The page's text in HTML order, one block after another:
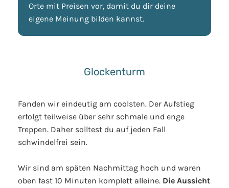
Orte mit Preisen vor, damit du dir deine
eigene Meinung bilden kannst.
Glockenturm
Fanden wir eindeutig am coolsten. Der Aufstieg
erfolgt teilweise über sehr schmale und enge
Treppen. Daher solltest du auf jeden Fall
schwindelfrei sein.
Wir sind am späten Nachmittag hoch und waren
oben fast 10 Minuten komplett alleine. Die Aussicht